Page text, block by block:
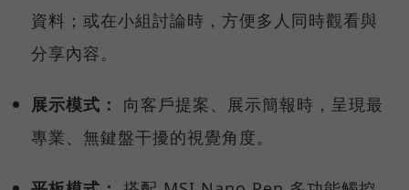
資料；或在小組討論時，方便多人同時觀看與
分享內容。
展示模式：
向客戶提案、展示簡報時，呈現最
專業、無鍵盤干擾的視覺角度。